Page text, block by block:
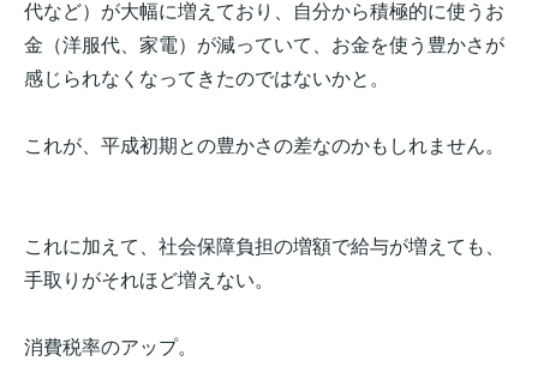
代など）が大幅に増えており、自分から積極的に使うお
金（洋服代、家電）が減っていて、お金を使う豊かさが
感じられなくなってきたのではないかと。
これが、平成初期との豊かさの差なのかもしれません。
これに加えて、社会保障負担の増額で給与が増えても、
手取りがそれほど増えない。
消費税率のアップ。